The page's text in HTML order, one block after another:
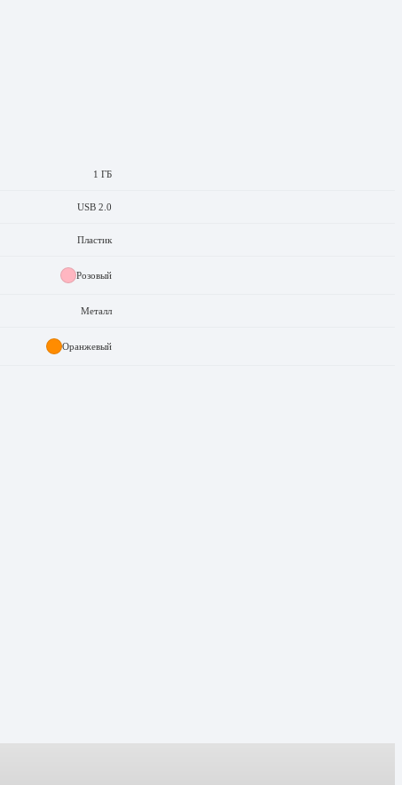
1 ГБ
USB 2.0
Пластик
Розовый
Металл
Оранжевый